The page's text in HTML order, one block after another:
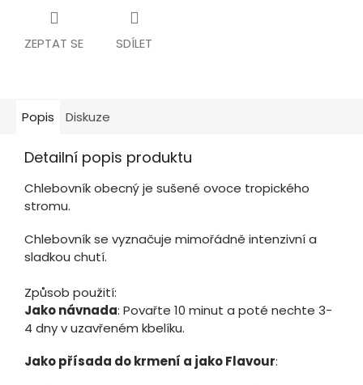
ZEPTAT SE SDÍLET
Popis Diskuze
Detailní popis produktu
Chlebovník obecný je sušené ovoce tropického
stromu.
Chlebovník se vyznačuje mimořádně intenzivní a
sladkou chutí.
Způsob použití:
Jako návnada: Povařte 10 minut a poté nechte 3-
4 dny v uzavřeném kbelíku.
Jako přísada do krmení a jako Flavour: